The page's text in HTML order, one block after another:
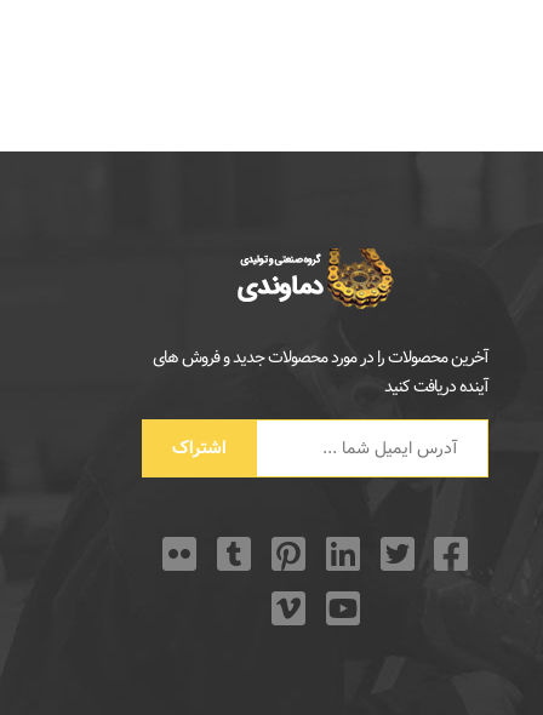
آخرین محصولات را در مورد محصولات جدید و فروش های
آینده دریافت کنید
اشتراک